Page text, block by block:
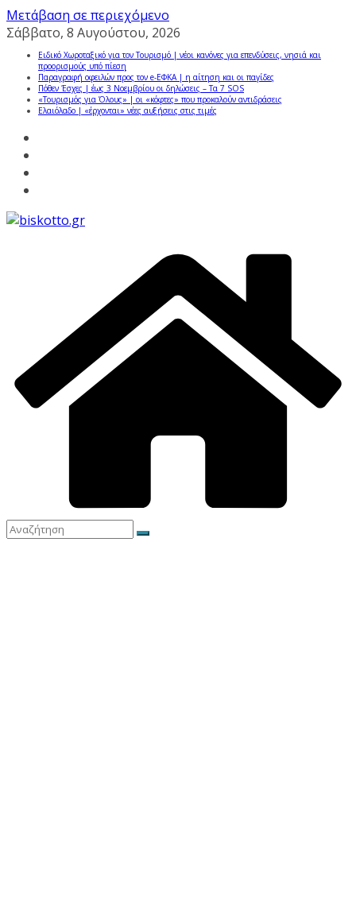
Μετάβαση σε περιεχόμενο
Σάββατο, 8 Αυγούστου, 2026
Ειδικό Χωροταξικό για τον Τουρισμό | νέοι κανόνες για επενδύσεις, νησιά και
προορισμούς υπό πίεση
Παραγραφή οφειλών προς τον e-ΕΦΚΑ | η αίτηση και οι παγίδες
Πόθεν Έσχες | έως 3 Νοεμβρίου οι δηλώσεις – Τα 7 SOS
«Τουρισμός για Όλους» | οι «κόφτες» που προκαλούν αντιδράσεις
Ελαιόλαδο | «έρχονται» νέες αυξήσεις στις τιμές